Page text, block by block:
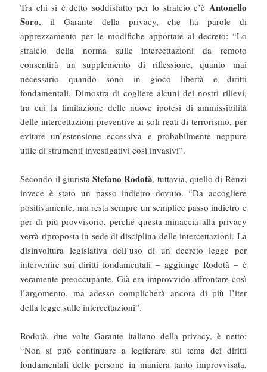
Tra chi si è detto soddisfatto per lo stralcio c’è Antonello
Soro, il Garante della privacy, che ha parole di
apprezzamento per le modifiche apportate al decreto: “Lo
stralcio della norma sulle intercettazioni da remoto
consentirà un supplemento di riflessione, quanto mai
necessario quando sono in gioco libertà e diritti
fondamentali. Dimostra di cogliere alcuni dei nostri rilievi,
tra cui la limitazione delle nuove ipotesi di ammissibilità
delle intercettazioni preventive ai soli reati di terrorismo, per
evitare un’estensione eccessiva e probabilmente neppure
utile di strumenti investigativi così invasivi”.
Secondo il giurista Stefano Rodotà, tuttavia, quello di Renzi
invece è stato un passo indietro dovuto. “Da accogliere
positivamente, ma resta sempre un semplice passo indietro e
per di più provvisorio, perché questa minaccia alla privacy
verrà riproposta in sede di disciplina delle intercettazioni. La
disinvoltura legislativa dell’uso di un decreto legge per
intervenire sui diritti fondamentali – aggiunge Rodotà – è
veramente preoccupante. Già era improvvido affrontare così
l’argomento, ma adesso complicherà ancora di più l’iter
della legge sulle intercettazioni”.
Rodotà, due volte Garante italiano della privacy, è netto:
“Non si può continuare a legiferare sul tema dei diritti
fondamentali delle persone in maniera tanto improvvisata,